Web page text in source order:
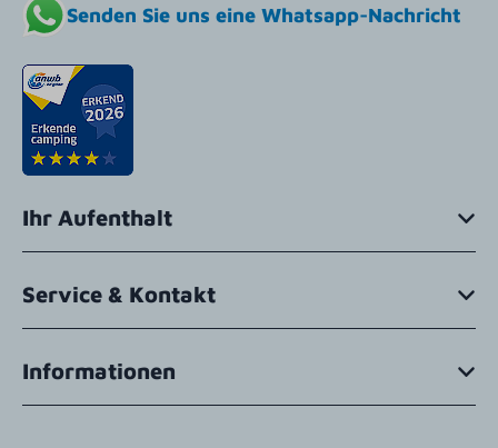
Senden Sie uns eine Whatsapp-Nachricht
Ihr Aufenthalt
Service & Kontakt
Informationen